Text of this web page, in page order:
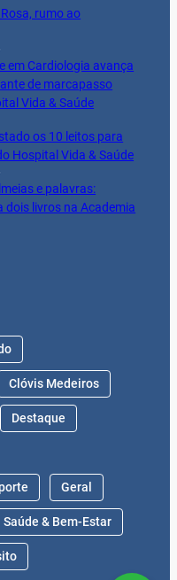
rumo ao
em Cardiologia avança
de marcapasso
Vida & Saúde
os 10 leitos para
Hospital Vida & Saúde
e palavras:
dois livros na Academia
Clóvis Medeiros
Destaque
Geral
Saúde & Bem-Estar